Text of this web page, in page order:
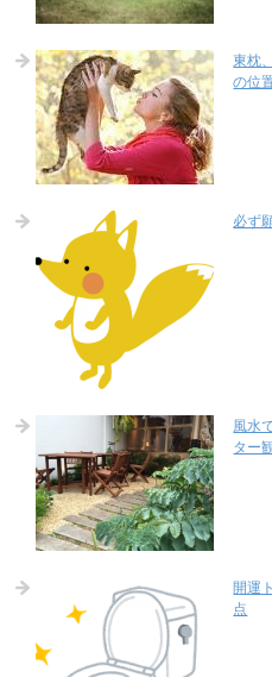
東枕
の位
必ず
風水
ター
開運
点